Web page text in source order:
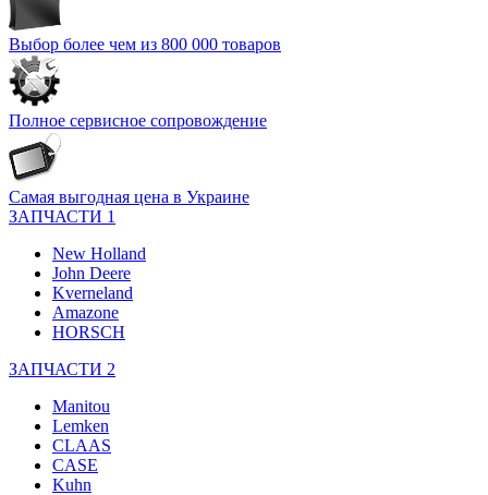
Выбор более чем из 800 000 товаров
Полное сервисное сопровождение
Самая выгодная цена в Украине
ЗАПЧАСТИ 1
New Holland
John Deere
Kverneland
Amazone
HORSCH
ЗАПЧАСТИ 2
Manitou
Lemken
CLAAS
CASE
Kuhn